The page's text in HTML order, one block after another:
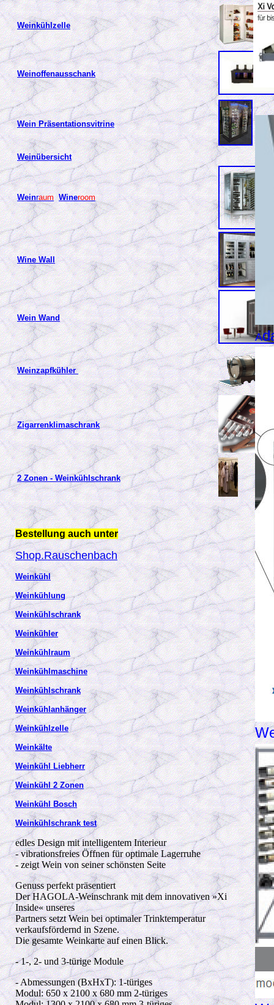
Weinkühlzelle
Weinoffenausschank
Wein Präsentationsvitrine
Weinübersicht
Weinraum Wineroom
Wine Wall
Wein Wand
Weinzapfkühler
Zigarrenklimaschrank
2 Zonen - Weinkühlschrank
Bestellung auch unter
Shop.Rauschenbach
Weinkühl
Weinkühlung
Weinkühlschrank
Weinkühler
Weinkühlraum
Weinkühlmaschine
Weinkühlschrank
Weinkühlanhänger
Weinkühlzelle
Weinkälte
Weinkühl Liebherr
Weinkühl 2 Zonen
Weinkühl Bosch
Weinkühlschrank test
edles Design mit intelligentem Interieur
- vibrationsfreies Öffnen für optimale Lagerruhe
- zeigt Wein von seiner schönsten Seite
Genuss perfekt präsentiert
Der HAGOLA-Weinschrank mit dem innovativen »Xi
Inside« unseres
Partners setzt Wein bei optimaler Trinktemperatur
verkaufsfördernd in Szene.
Die gesamte Weinkarte auf einen Blick.
- 1-, 2- und 3-türige Module
- Abmessungen (BxHxT): 1-türiges
Modul: 650 x 2100 x 680 mm 2-türiges
A